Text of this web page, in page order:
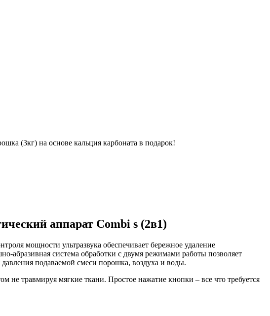
(3кг) на основе кальция карбоната в подарок!
аппарат Combi s (2в1)
мощности ультразвука обеспечивает бережное удаление
абразивная система обработки с двумя режимами работы позволяет
подаваемой смеси порошка, воздуха и воды.
не травмируя мягкие ткани. Простое нажатие кнопки – все что требуется